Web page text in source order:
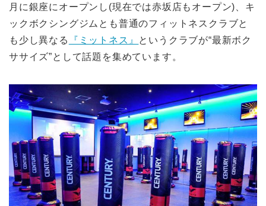
月に銀座にオープンし(現在では赤坂店もオープン)、キ
ックボクシングジムとも普通のフィットネスクラブと
も少し異な る 『ミットネス』 というクラブが“最新ボク
ササイズ”として話題を集めています。